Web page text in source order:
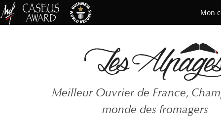
Meilleur Ouvrier de France,
monde des fromagers
Mon
Mot de passe oublié ?
CRÉER UN